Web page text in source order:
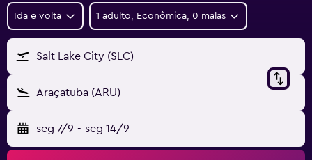
Ida e volta 1 adulto, Econômica, 0 malas
Salt Lake City (SLC)
Araçatuba (ARU)
seg 7/9 - seg 14/9